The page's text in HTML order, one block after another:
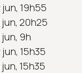
19h55
20h25
9h
15h35
15h35